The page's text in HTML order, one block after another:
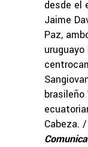
desde el
Jaime
Paz,
brasileño
Cabeza. /